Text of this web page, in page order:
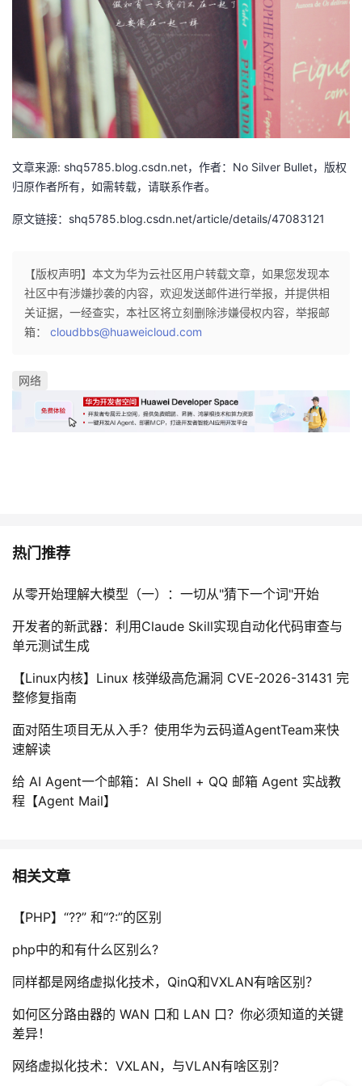
注
开
者
学
堂
我
课
程
的
认
我
的
验
我
收
的
Programs
我
支
持
我
的
术
支
我
云
声
议
文章来源: shq5785.blog.csdn.net，作者：No Silver Bullet，版权
归原作者所有，如需转载，请联系作者。
原文链接：shq5785.blog.csdn.net/article/details/47083121
【版权声明】本文为华为云社区用户转载文章，如果您发现本
社区中有涉嫌抄袭的内容，欢迎发送邮件进行举报，并提供相
关证据，一经查实，本社区将立刻删除涉嫌侵权内容，举报邮
箱： cloudbbs@huaweicloud.com
网络
热门推荐
从零开始理解大模型（一）：一切从"猜下一个词"开始
开发者的新武器：利用Claude Skill实现自动化代码审查与
单元测试生成
【Linux内核】Linux 核弹级高危漏洞 CVE-2026-31431 完
整修复指南
面对陌生项目无从入手？使用华为云码道AgentTeam来快
速解读
给 AI Agent一个邮箱：AI Shell + QQ 邮箱 Agent 实战教
程【Agent Mail】
相关文章
【PHP】“??” 和“?:”的区别
php中的和有什么区别么?
同样都是网络虚拟化技术，QinQ和VXLAN有啥区别？
如何区分路由器的 WAN 口和 LAN 口？你必须知道的关键
差异！
网络虚拟化技术：VXLAN，与VLAN有啥区别？